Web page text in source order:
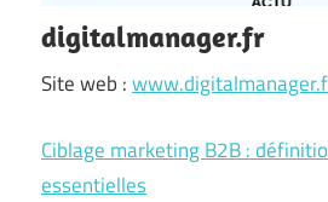
digitalmanager.fr
Site web :
Ciblage marketing B2B :
essentielles